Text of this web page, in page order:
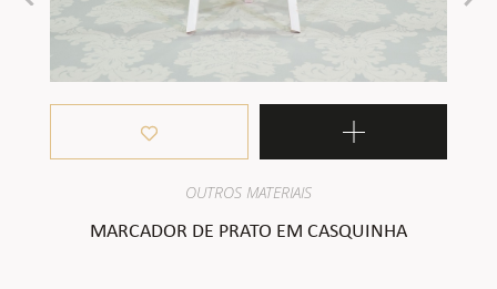
OUTROS MATERIAIS
MARCADOR DE PRATO EM CASQUINHA